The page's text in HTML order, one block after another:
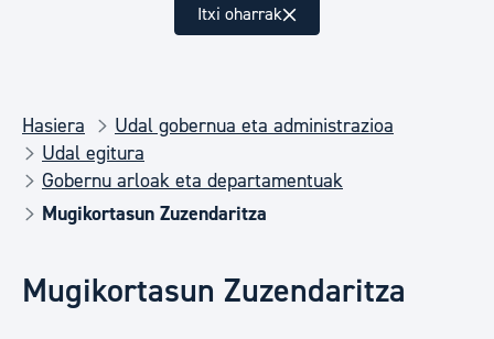
Itxi oharrak
Hasiera
Udal gobernua eta administrazioa
Udal egitura
Gobernu arloak eta departamentuak
Mugikortasun Zuzendaritza
Mugikortasun Zuzendaritza